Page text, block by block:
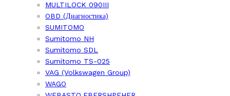
MULTILOCK 090III
OBD (Диагностика)
SUMITOMO
Sumitomo NH
Sumitomo SDL
Sumitomo TS-025
VAG (Volkswagen Group)
WAGO